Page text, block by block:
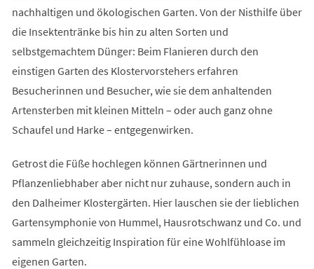
nachhaltigen und ökologischen Garten. Von der Nisthilfe über
die Insektentränke bis hin zu alten Sorten und
selbstgemachtem Dünger: Beim Flanieren durch den
einstigen Garten des Klostervorstehers erfahren
Besucherinnen und Besucher, wie sie dem anhaltenden
Artensterben mit kleinen Mitteln – oder auch ganz ohne
Schaufel und Harke – entgegenwirken.
Getrost die Füße hochlegen können Gärtnerinnen und
Pflanzenliebhaber aber nicht nur zuhause, sondern auch in
den Dalheimer Klostergärten. Hier lauschen sie der lieblichen
Gartensymphonie von Hummel, Hausrotschwanz und Co. und
sammeln gleichzeitig Inspiration für eine Wohlfühloase im
eigenen Garten.